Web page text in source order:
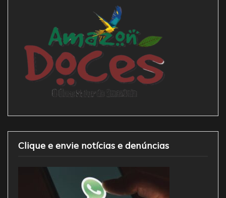
Clique e envie notícias e denúncias